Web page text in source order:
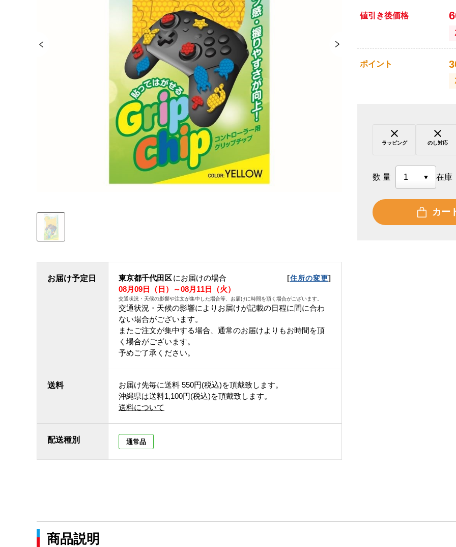
お届け予定日 東京都千代田区にお届けの場合 [住所の変更]
08月09日（日）～08月11日（火）
交通状況・天候の影響や注文が集中した場合等、お届けに時間を頂く場合がございます。
交通状況・天候の影響によりお届けが記載の日程に間に合わ
ない場合がございます。
またご注文が集中する場合、通常のお届けよりもお時間を頂
く場合がございます。
予めご了承ください。
送料 お届け先毎に送料 550円(税込)を頂戴致します。
沖縄県は送料1,100円(税込)を頂戴致します。
送料について
配送種別 通常品
値引き後価格
ポイント
ラッピング のし対応
数量 在庫
カー
商品説明